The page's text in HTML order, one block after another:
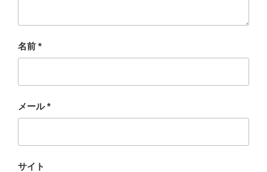
名前 *
メール*
サイト